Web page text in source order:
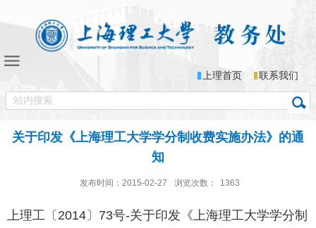
上理首页 联系我们
关于印发《上海理工大学学分制收费实施办法》的通
知
发布时间：2015-02-27 浏览次数： 1363
上理工〔2014〕73号-关于印发《上海理工大学学分制